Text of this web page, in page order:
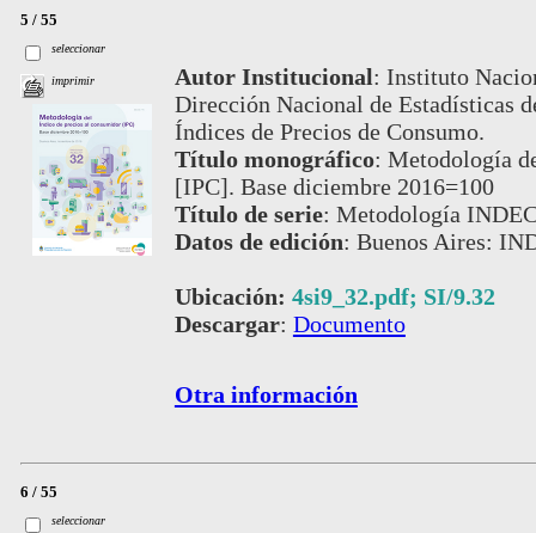
5 / 55
seleccionar
imprimir Autor Institucional: Instituto
Dirección Nacional de Estadísticas
Índices de Precios de Consumo.
Título monográfico: Metodología
[IPC]. Base diciembre 2016=100
Título de serie: Metodología
Datos de edición: Buenos Aires:
Ubicación: 4si9_32.pdf; SI/9.32
Descargar: Documento
Otra información
6 / 55
seleccionar